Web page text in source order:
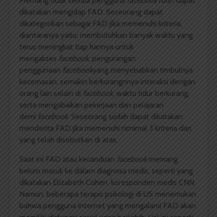
dikatakan mengidap FAD. Seseorang dapat
dikategorikan sebagai FAD jika memenuhi kriteria,
diantaranya yaitu: membutuhkan banyak waktu yang
terus meningkat tiap harinya untuk
mengakses facebook, pengurangan
penggunaan facebookyang menyebabkan timbulnya
kecemasan, semakin berkurangnnya interaksi dengan
orang lain selain di facebook, waktu tidur berkurang,
serta mengabaikan pekerjaan dan pelajaran
demi facebook. Seseorang sudah dapat dikatakan
menderita FAD jika memenuhi nimimal 3 kriteria dari
yang telah disebutkan di atas.
Saat ini FAD atau kecanduan facebookmemang
belum masuk ke dalam diagnosa medis, seperti yang
dikatakan Elizabeth Cohen, koresponden medis CNN.
Namun, beberapa terapis psikologi di US menemukan
bahwa pengguna internet yang mengalami FAD akan